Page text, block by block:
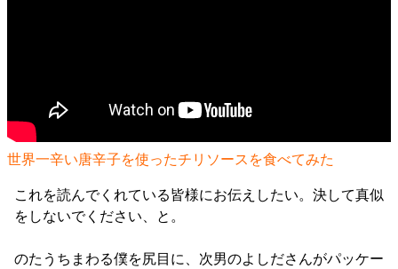
世界一辛い唐辛子を使ったチリソースを食べてみた
これを読んでくれている皆様にお伝えしたい。決して真似
をしないでください、と。
のたうちまわる僕を尻目に、次男のよしださんがパッケー